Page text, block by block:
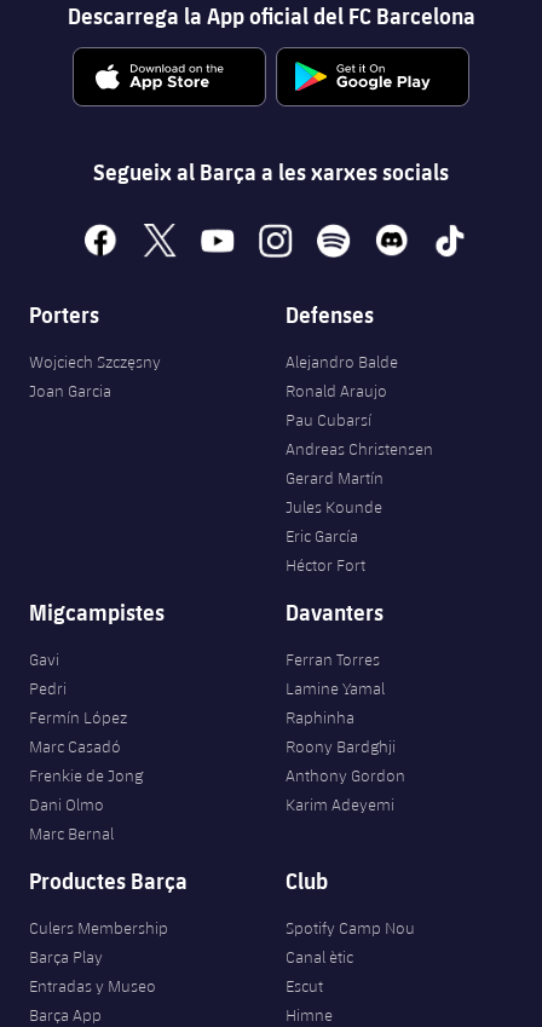
Descarrega la App oficial del FC Barcelona
Segueix al Barça a les xarxes socials
facebookx youtubeinstagramspotify discord tiktok
Porters
Wojciech Szczęsny
Joan Garcia
Defenses
Alejandro Balde
Ronald Araujo
Pau Cubarsí
Andreas Christensen
Gerard Martín
Jules Kounde
Eric García
Héctor Fort
Migcampistes
Gavi
Pedri
Fermín López
Marc Casadó
Frenkie de Jong
Dani Olmo
Marc Bernal
Davanters
Ferran Torres
Lamine Yamal
Raphinha
Roony Bardghji
Anthony Gordon
Karim Adeyemi
Productes Barça
Culers Membership
Barça Play
Entradas y Museo
Barça App
Club
Spotify Camp Nou
Canal ètic
Escut
Himne